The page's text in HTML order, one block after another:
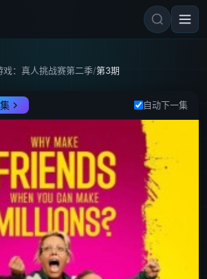
戏：真人挑战赛第二季/第3期
第二季 自动下一集